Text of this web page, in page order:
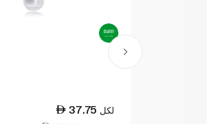
37.75 لكل